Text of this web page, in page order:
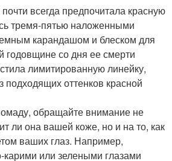
всегда предпочитала красную
тремя-пятью наложенными
карандашом и блеском для
годовщине со дня ее смерти
лимитированную линейку,
оттенков красной
обращайте внимание не
ли она вашей коже, но и на то, как
ваших глаз. Например,
или зелеными глазами